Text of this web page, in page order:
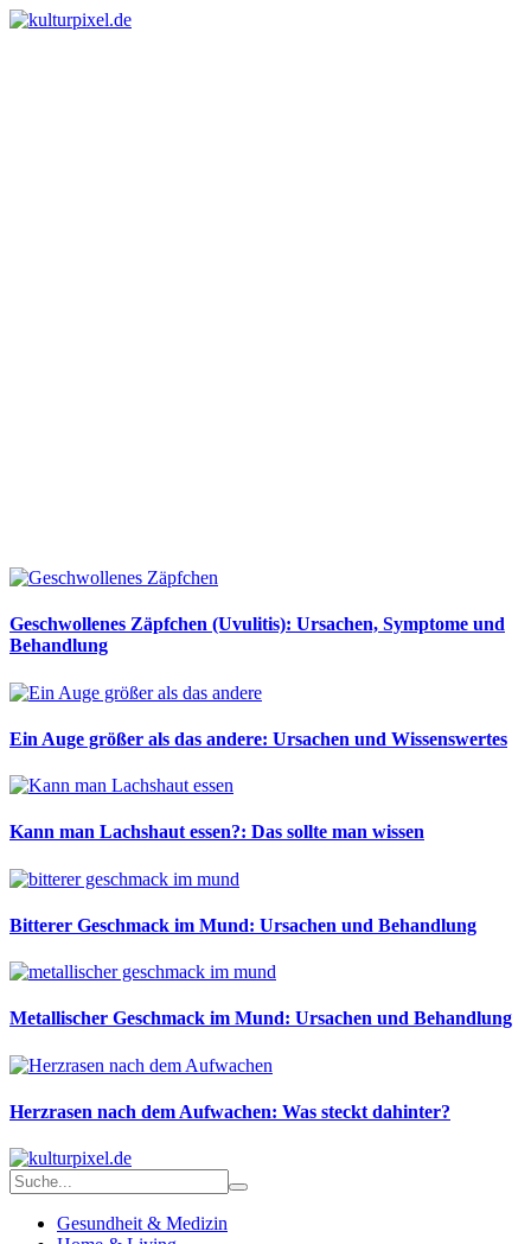
Geschwollenes Zäpfchen (Uvulitis): Ursachen, Symptome und
Behandlung
Ein Auge größer als das andere: Ursachen und Wissenswertes
Kann man Lachshaut essen?: Das sollte man wissen
Bitterer Geschmack im Mund: Ursachen und Behandlung
Metallischer Geschmack im Mund: Ursachen und Behandlung
Herzrasen nach dem Aufwachen: Was steckt dahinter?
Gesundheit & Medizin